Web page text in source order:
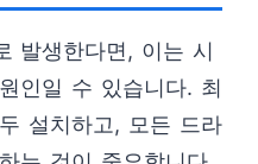
발생한다면, 이는 시
인일 수 있습니다. 최
설치하고, 모든 드라